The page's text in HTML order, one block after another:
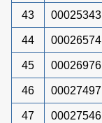
43 00025343
44 00026574
45 00026976
46 00027497
47 00027546